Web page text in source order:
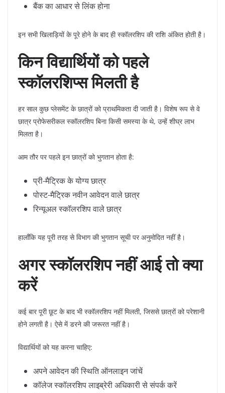
बैंक का आधार से लिंक होना
इन सभी खिलाड़ियों के पूरे होने के बाद ही स्कॉलरशिप की राशि अंकित होती है।
किन विद्यार्थियों को पहले
स्कॉलरशिप्स मिलती है
हर साल कुछ प्लेसमेंट के छात्रों को प्राथमिकता दी जाती है। विशेष रूप से वे
छात्र प्रोफेसरीकल स्कॉलरशिप बिना किसी समस्या के थे, उन्हें शीघ्र लाभ
मिलता है।
आम तौर पर पहले इन छात्रों को भुगतान होता है:
प्री-मैट्रिक के योग्य छात्र
पोस्ट-मैट्रिक नवीन आवेदन वाले छात्र
रिन्यूअल स्कॉलरशिप वाले छात्र
हालाँकि यह पूरी तरह से विभाग की भुगतान सूची पर अनुमोदित नहीं है।
अगर स्कॉलरशिप नहीं आई तो क्या
करें
कई बार पूरी छूट के बाद भी स्कॉलरशिप नहीं मिलती, जिससे छात्रों को परेशानी
होने लगती है। ऐसे में डरने की जरूरत नहीं है।
विद्यार्थियों को यह करना चाहिए:
अपने आवेदन की स्थिति ऑनलाइन जांचें
कॉलेज स्कॉलरशिप लाइब्रेरी अधिकारी से संपर्क करें